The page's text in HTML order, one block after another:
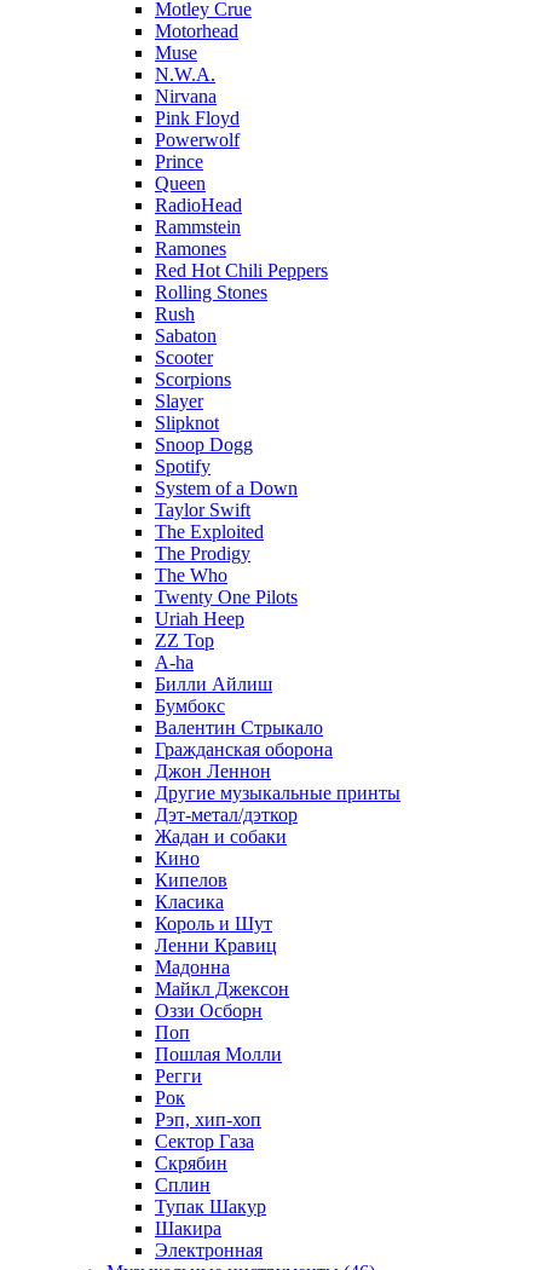
Motley Crue
Motorhead
Muse
N.W.A.
Nirvana
Pink Floyd
Powerwolf
Prince
Queen
RadioHead
Rammstein
Ramones
Red Hot Chili Peppers
Rolling Stones
Rush
Sabaton
Scooter
Scorpions
Slayer
Slipknot
Snoop Dogg
Spotify
System of a Down
Taylor Swift
The Exploited
The Prodigy
The Who
Twenty One Pilots
Uriah Heep
ZZ Top
А-ha
Билли Айлиш
Бумбокс
Валентин Стрыкало
Гражданская оборона
Джон Леннон
Другие музыкальные принты
Дэт-метал/дэткор
Жадан и собаки
Кино
Кипелов
Класика
Король и Шут
Ленни Кравиц
Мадонна
Майкл Джексон
Оззи Осборн
Поп
Пошлая Молли
Регги
Рок
Рэп, хип-хоп
Сектор Газа
Скрябин
Сплин
Тупак Шакур
Шакира
Электронная